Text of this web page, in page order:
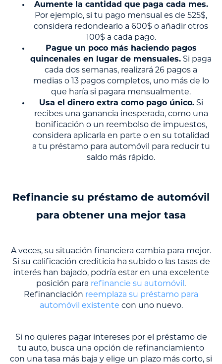
Aumente la cantidad que paga cada mes.
Por ejemplo, si tu pago mensual es de 525$,
considera redondearlo a 600$ o añadir otros
100$ a cada pago.
Pague un poco más haciendo pagos
quincenales en lugar de mensuales. Si paga
cada dos semanas, realizará 26 pagos a
medias o 13 pagos completos, uno más de lo
que haría si pagara mensualmente.
Usa el dinero extra como pago único.Si
recibes una ganancia inesperada, como una
bonificación o un reembolso de impuestos,
considera aplicarla en parte o en su totalidad
a tu préstamo para automóvil para reducir tu
saldo más rápido.
Refinancie su préstamo de automóvil
para obtener una mejor tasa
A veces, su situación financiera cambia para mejor.
Si su calificación crediticia ha subido o las tasas de
interés han bajado, podría estar en una excelente
posición para refinancie su automóvil .
Refinanciación reemplaza su préstamo para
automóvil existente con uno nuevo.
Si no quieres pagar intereses por el préstamo de
tu auto, busca una opción de refinanciamiento
con una tasa más baja y elige un plazo más corto, si